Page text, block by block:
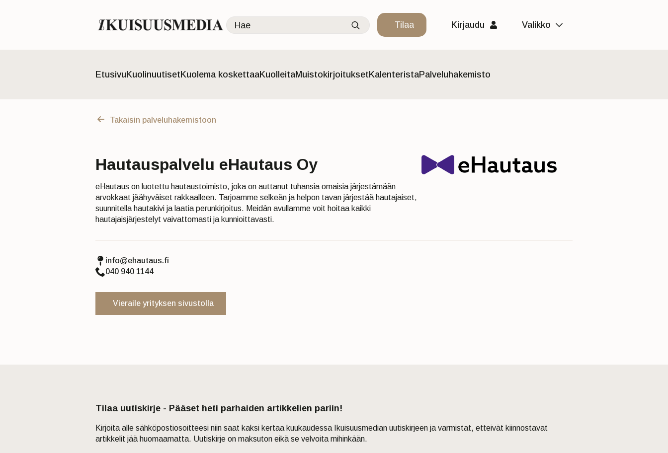
Search
for:
Tilaa Kirjaudu Valikko
Etusivu KuolinuutisetKuolema koskettaaKuolleitaMuistokirjoituksetKalenteristaPalveluhakemisto
Takaisin palveluhakemistoon
Hautauspalvelu eHautaus Oy
eHautaus on luotettu hautaustoimisto, joka on auttanut tuhansia omaisia järjestämään
arvokkaat jäähyväiset rakkaalleen. Tarjoamme selkeän ja helpon tavan järjestää hautajaiset,
suunnitella hautakivi ja laatia perunkirjoitus. Meidän avullamme voit hoitaa kaikki
hautajaisjärjestelyt vaivattomasti ja kunnioittavasti.
info@ehautaus.fi
040 940 1144
Vieraile yrityksen sivustolla
Tilaa uutiskirje - Pääset heti parhaiden artikkelien pariin!
Kirjoita alle sähköpostiosoitteesi niin saat kaksi kertaa kuukaudessa Ikuisuusmedian uutiskirjeen ja varmistat, etteivät kiinnostavat
artikkelit jää huomaamatta. Uutiskirje on maksuton eikä se velvoita mihinkään.